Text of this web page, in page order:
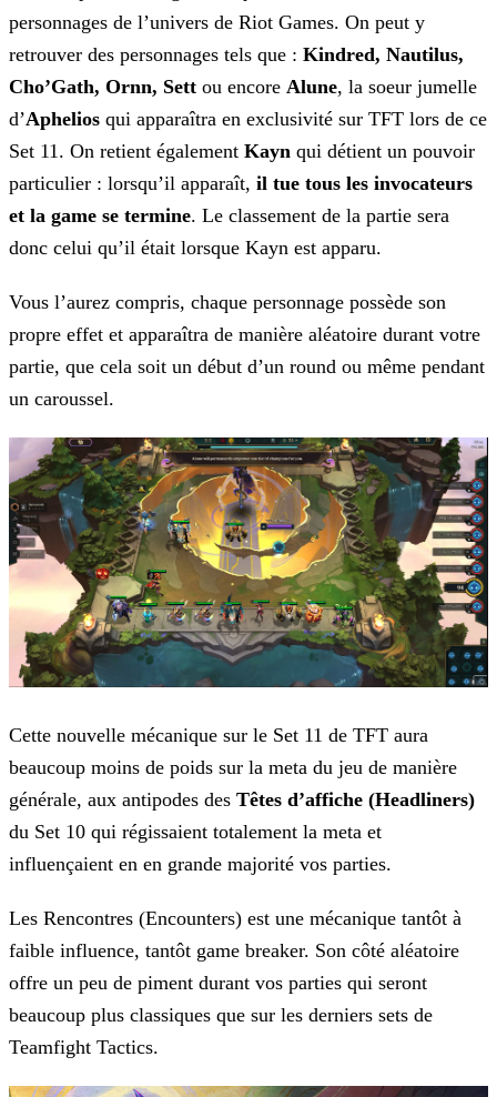
personnages de l’univers de Riot Games. On peut y
retrouver des personnages tels que : Kindred, Nautilus,
Cho’Gath, Ornn, Sett ou encore Alune, la soeur jumelle
d’Aphelios qui apparaîtra en exclusivité sur TFT lors de ce
Set 11. On retient également Kayn qui détient un pouvoir
particulier : lorsqu’il apparaît, il tue tous les invocateurs
et la game se termine. Le classement de la partie sera
donc celui qu’il était lorsque Kayn est apparu.
Vous l’aurez compris, chaque personnage possède son
propre effet et apparaîtra de manière aléatoire durant votre
partie, que cela soit un début d’un round ou même pendant
un caroussel.
Cette nouvelle mécanique sur le Set 11 de TFT aura
beaucoup moins de poids sur la meta du jeu de manière
générale, aux antipodes des Têtes d’affiche (Headliners)
du Set 10 qui régissaient totalement la meta et
influençaient en en grande majorité vos parties.
Les Rencontres (Encounters) est une mécanique tantôt à
faible influence, tantôt game breaker. Son côté aléatoire
offre un peu de piment durant vos parties qui seront
beaucoup plus classiques que sur les derniers sets de
Teamfight Tactics.